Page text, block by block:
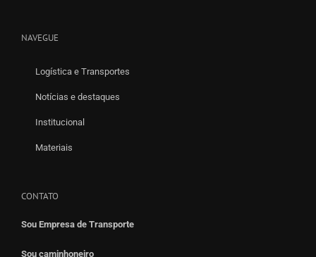
NAVEGUE
Logística e Transportes
Notícias e destaques
Institucional
Materiais
CONTATO
Sou Empresa de Transporte
Sou caminhoneiro